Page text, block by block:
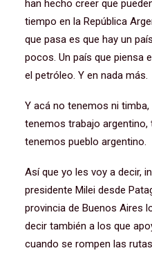
han hecho creer que
tiempo en la República
que pasa es que hay un
pocos. Un país que piensa
el petróleo. Y en nada más.
Y acá no tenemos ni
tenemos trabajo
tenemos pueblo argentino.
Así que yo les voy a decir,
presidente Milei desde
provincia de Buenos Aires
decir también a los que
cuando se rompen las